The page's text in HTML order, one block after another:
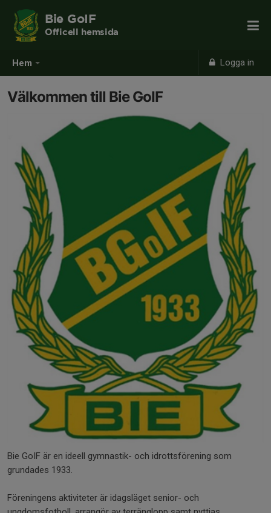
Hem Logga in
Bie GoIF
Officell hemsida
Välkommen till Bie GoIF
Bie GoIF är en ideell gymnastik- och idrottsförening som
grundades 1933.
Föreningens aktiviteter är idagsläget senior- och